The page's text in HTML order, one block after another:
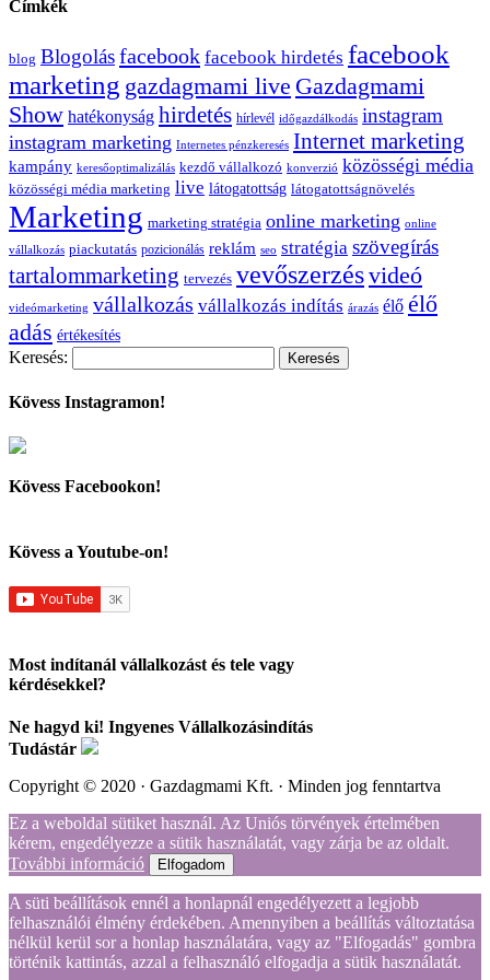
Címkék
blog Blogolásfacebook facebook hirdetés facebook
marketing gazdagmami live Gazdagmami
Show hatékonyság hirdetés hírlevél időgazdálkodás instagram
instagram marketing Internetes pénzkeresés Internet marketing
kampány keresőoptimalizálás kezdő vállalkozó konverzió közösségi média
közösségi média marketing live látogatottság látogatottságnövelés
Marketing marketing stratégia online marketing online
vállalkozás piackutatás pozicionálás reklám seo stratégia szövegírás
tartalommarketing tervezés vevőszerzésvideó
videómarketing vállalkozás vállalkozás indítás árazás élő élő
adás értékesítés
Keresés:
Kövess Instagramon!
Kövess Facebookon!
Kövess a Youtube-on!
Most indítanál vállalkozást és tele vagy
kérdésekkel?
Ne hagyd ki! Ingyenes Vállalkozásindítás
Tudástár
Copyright © 2020 · Gazdagmami Kft. · Minden jog fenntartva
Ez a weboldal sütiket használ. Az Uniós törvények értelmében
kérem, engedélyezze a sütik használatát, vagy zárja be az oldalt.
További információ
Elfogadom
A süti beállítások ennél a honlapnál engedélyezett a legjobb
felhasználói élmény érdekében. Amennyiben a beállítás változtatása
nélkül kerül sor a honlap használatára, vagy az "Elfogadás" gombra
történik kattintás, azzal a felhasználó elfogadja a sütik használatát.